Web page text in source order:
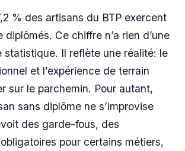
% des artisans du BTP exercent
diplômés. Ce chiffre n’a rien d’une
statistique. Il reflète une réalité: le
et l’expérience de terrain
sur le parchemin. Pour autant,
sans diplôme ne s’improvise
des garde-fous, des
pour certains métiers,